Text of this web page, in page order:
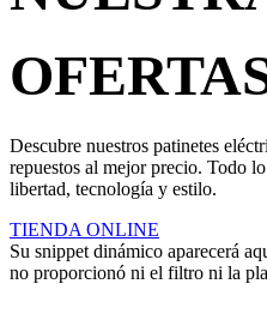
Descubre nuestros patinetes
repuestos al mejor precio. Todo
libertad, tecnología y estilo.
TIENDA ONLINE
Su snippet dinámico aparecerá
no proporcionó ni el filtro ni la